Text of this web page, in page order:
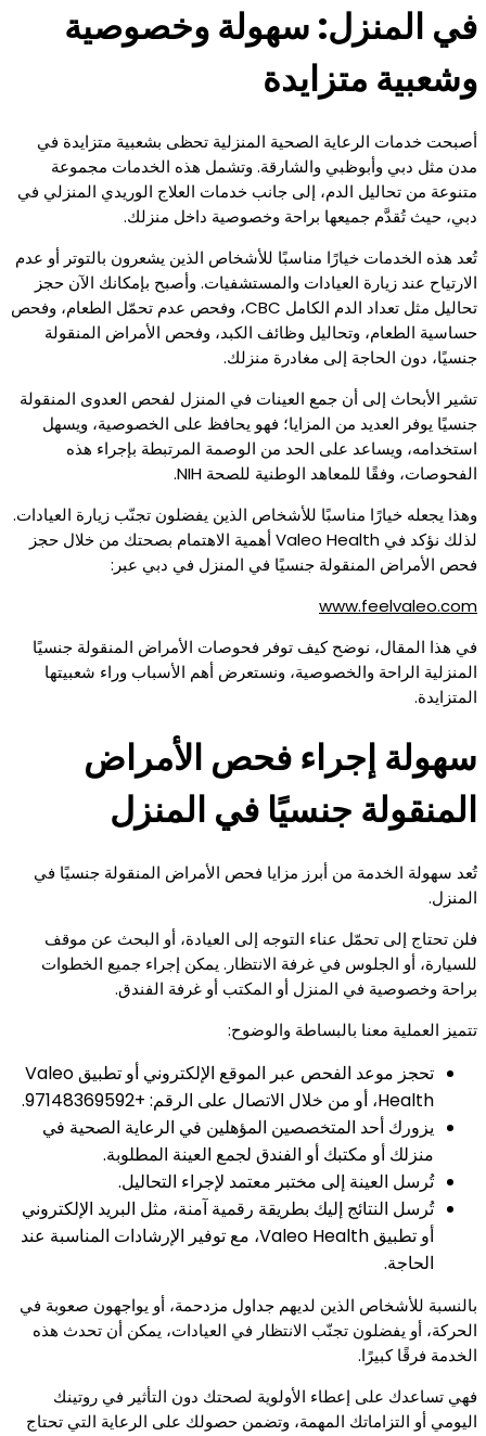
في المنزل: سهولة وخصوصية
وشعبية متزايدة
أصبحت خدمات الرعاية الصحية المنزلية تحظى بشعبية متزايدة في
مدن مثل دبي وأبوظبي والشارقة. وتشمل هذه الخدمات مجموعة
متنوعة من تحاليل الدم، إلى جانب خدمات العلاج الوريدي المنزلي في
دبي، حيث تُقدَّم جميعها براحة وخصوصية داخل منزلك.
تُعد هذه الخدمات خيارًا مناسبًا للأشخاص الذين يشعرون بالتوتر أو عدم
الارتياح عند زيارة العيادات والمستشفيات. وأصبح بإمكانك الآن حجز
تحاليل مثل تعداد الدم الكامل CBC، وفحص عدم تحمّل الطعام، وفحص
حساسية الطعام، وتحاليل وظائف الكبد، وفحص الأمراض المنقولة
جنسيًا، دون الحاجة إلى مغادرة منزلك.
تشير الأبحاث إلى أن جمع العينات في المنزل لفحص العدوى المنقولة
جنسيًا يوفر العديد من المزايا؛ فهو يحافظ على الخصوصية، ويسهل
استخدامه، ويساعد على الحد من الوصمة المرتبطة بإجراء هذه
الفحوصات، وفقًا للمعاهد الوطنية للصحة NIH.
وهذا يجعله خيارًا مناسبًا للأشخاص الذين يفضلون تجنّب زيارة العيادات.
لذلك نؤكد في Valeo Health أهمية الاهتمام بصحتك من خلال حجز
فحص الأمراض المنقولة جنسيًا في المنزل في دبي عبر:
www.feelvaleo.com
في هذا المقال، نوضح كيف توفر فحوصات الأمراض المنقولة جنسيًا
المنزلية الراحة والخصوصية، ونستعرض أهم الأسباب وراء شعبيتها
المتزايدة.
سهولة إجراء فحص الأمراض
المنقولة جنسيًا في المنزل
تُعد سهولة الخدمة من أبرز مزايا فحص الأمراض المنقولة جنسيًا في
المنزل.
فلن تحتاج إلى تحمّل عناء التوجه إلى العيادة، أو البحث عن موقف
للسيارة، أو الجلوس في غرفة الانتظار. يمكن إجراء جميع الخطوات
براحة وخصوصية في المنزل أو المكتب أو غرفة الفندق.
تتميز العملية معنا بالبساطة والوضوح:
تحجز موعد الفحص عبر الموقع الإلكتروني أو تطبيق Valeo
Health، أو من خلال الاتصال على الرقم: +97148369592.
يزورك أحد المتخصصين المؤهلين في الرعاية الصحية في
منزلك أو مكتبك أو الفندق لجمع العينة المطلوبة.
تُرسل العينة إلى مختبر معتمد لإجراء التحاليل.
تُرسل النتائج إليك بطريقة رقمية آمنة، مثل البريد الإلكتروني
أو تطبيق Valeo Health، مع توفير الإرشادات المناسبة عند
الحاجة.
بالنسبة للأشخاص الذين لديهم جداول مزدحمة، أو يواجهون صعوبة في
الحركة، أو يفضلون تجنّب الانتظار في العيادات، يمكن أن تحدث هذه
الخدمة فرقًا كبيرًا.
فهي تساعدك على إعطاء الأولوية لصحتك دون التأثير في روتينك
اليومي أو التزاماتك المهمة، وتضمن حصولك على الرعاية التي تحتاج